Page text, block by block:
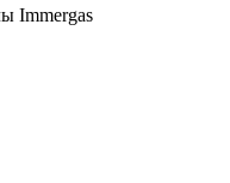
Immergas